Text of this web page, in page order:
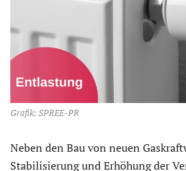
Grafik: SPREE-PR
Neben den Bau von neuen
Stabilisierung und Erhöhung der